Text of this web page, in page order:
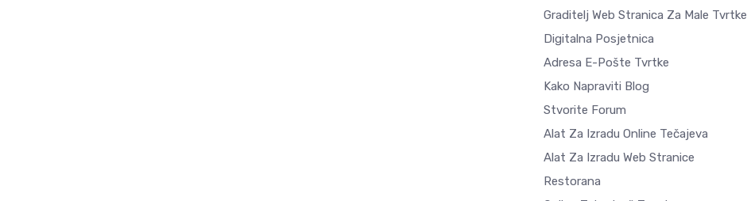
Graditelj Web Stranica Za Male Tvrtke
Digitalna Posjetnica
Adresa E-Pošte Tvrtke
Kako Napraviti Blog
Stvorite Forum
Alat Za Izradu Online Tečajeva
Alat Za Izradu Web Stranice
Restorana